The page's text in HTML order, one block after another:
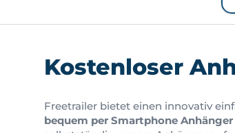
Kostenloser
Freetrailer bietet einen innovativ
bequem per Smartphone